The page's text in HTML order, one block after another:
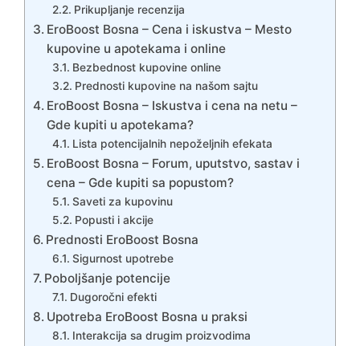
Prikupljanje recenzija
EroBoost Bosna – Cena i iskustva – Mesto
kupovine u apotekama i online
Bezbednost kupovine online
Prednosti kupovine na našom sajtu
EroBoost Bosna – Iskustva i cena na netu –
Gde kupiti u apotekama?
Lista potencijalnih nepoželjnih efekata
EroBoost Bosna – Forum, uputstvo, sastav i
cena – Gde kupiti sa popustom?
Saveti za kupovinu
Popusti i akcije
Prednosti EroBoost Bosna
Sigurnost upotrebe
Poboljšanje potencije
Dugoročni efekti
Upotreba EroBoost Bosna u praksi
Interakcija sa drugim proizvodima